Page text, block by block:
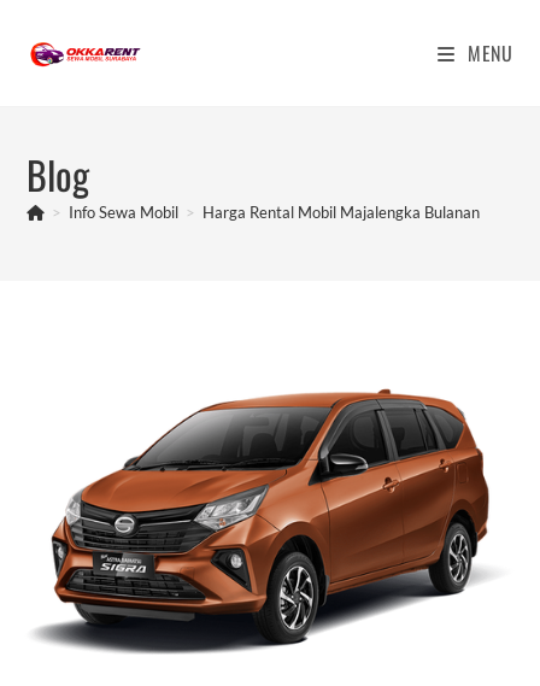
content
MENU
Blog
> Info Sewa Mobil > Harga Rental Mobil Majalengka Bulanan